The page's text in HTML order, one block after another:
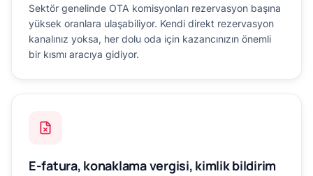
Sektör genelinde OTA komisyonları rezervasyon başına
yüksek oranlara ulaşabiliyor. Kendi direkt rezervasyon
kanalınız yoksa, her dolu oda için kazancınızın önemli
bir kısmı aracıya gidiyor.
E-fatura, konaklama vergisi, kimlik bildirim